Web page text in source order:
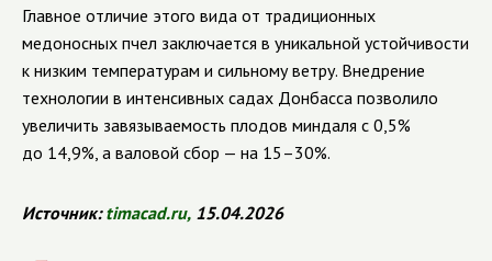
Главное отличие этого вида от традиционных
медоносных пчел заключается в уникальной устойчивости
к низким температурам и сильному ветру. Внедрение
технологии в интенсивных садах Донбасса позволило
увеличить завязываемость плодов миндаля с 0,5%
до 14,9%, а валовой сбор — на 15–30%.
Источник: timacad.ru, 15.04.2026